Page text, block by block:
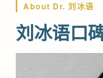
About Dr. 刘冰语
刘冰语口